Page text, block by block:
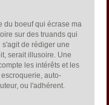
du boeuf qui écrase ma
sur des truands qui
de rédiger une
serait illusoire. Une
les intérêts et les
auto-
ou l'adhérent.